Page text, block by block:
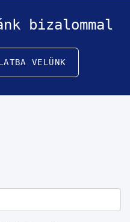
bizalommal
VELÜNK